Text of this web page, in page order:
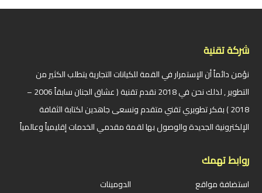
شركة تقنية
نؤمن دائماً أن الإستمرار في القمة للكيانات التجارية يتطلب الكثير من
التطوير , لذلك نحن في 2018 نقدم تقنية ( عشاق الجنان سابقاً 2006 –
2018 ) بفكر تطويري تقني متقدم ونسعى جاهدين لكتابة الثقافة
الإلكترونية الجديدة والوصول بها لقمة مقدمي الخدمات إقليمياً وعالمياً
روابط تهمك
استضافة مواقع
الدومينات